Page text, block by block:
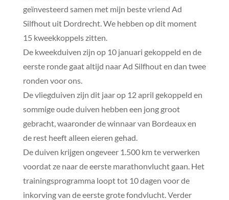
geïnvesteerd samen met mijn beste vriend Ad
Silfhout uit Dordrecht. We hebben op dit moment
15 kweekkoppels zitten.
De kweekduiven zijn op 10 januari gekoppeld en de
eerste ronde gaat altijd naar Ad Silfhout en dan twee
ronden voor ons.
De vliegduiven zijn dit jaar op 12 april gekoppeld en
sommige oude duiven hebben een jong groot
gebracht, waaronder de winnaar van Bordeaux en
de rest heeft alleen eieren gehad.
De duiven krijgen ongeveer 1.500 km te verwerken
voordat ze naar de eerste marathonvlucht gaan. Het
trainingsprogramma loopt tot 10 dagen voor de
inkorving van de eerste grote fondvlucht. Verder